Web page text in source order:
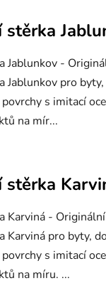
stěrka
Jablunkov -
Jablunkov pro
s imitací
na mír...
stěrka
Karviná -
Karviná pro byty,
s imitací
na míru. ...